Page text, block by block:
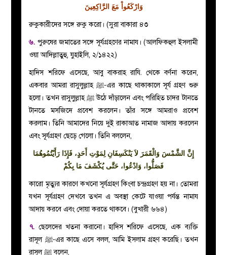
وَارْكَعُواْ مَعَ الرَّاكِعِينَ
রুকুকারীদের সঙ্গে রুকু করো। (সুরা বাকারা ৪৩
৬. পুরুষের জমাতের সঙ্গে সূর্যগ্রহণের নামায। (আলফিকহুল ইসলামী
ওয়া আদিল্লাতুহু, যুহাইলি, ২/১৪২২)
হাদিস শরিফে এসেছে, আবু বাকরাহ রাযি. থেকে বর্ণনা করেন,
একবার আমরা রাসুলুল্লাহ ﷺ-এর কাছে থাকাকালে সূর্য গ্রহণ শুরু
হলো। তখন রাসুলুল্লাহ ﷺ উঠে দাঁড়ালেন এবং পরিহিত চাদর টানতে
টানতে মসজিদে প্রবেশ করলেন। তাঁর সঙ্গে আমরাও প্রবেশ
করলাম। তিনি আমাদের নিয়ে দুই রাকাআত নামাজ আদায় করলেন
এবং সূর্যগ্রহণ ছেড়ে গেলো। তিনি বললেন,
إِنَّ الشَّمْسَ وَالْقَمَرَ لاَ يَنْكَسِفَانِ لِمَوْتِ أَحَدٍ، فَإِذَا رَأَيْتُمُوهُمَا
فَصَلُّوا، وَادْعُوا، حَتَّى يُكْشَفَ مَا بِكُمْ
কারো মৃত্যুর কারণে কখনো সূর্যগ্রহণ কিংবা চন্দ্রগ্রহণ হয় না। তোমরা
যখন সূর্যগ্রহণ দেখবে তখন এ অবস্থা কেটে যাওয়া পর্যন্ত নামায
আদায় করবে এবং দোয়া করতে থাকবে। (বুখারী ৬৬৪)
৭. ছেলেদের খতনা করানো। হাদিস শরিফে এসেছে, এক ব্যক্তি
রাসূল ﷺ-এর কাছে এসে বলল, আমি ইসলাম গ্রহণ করেছি। তখন
রাসূল ﷺ বলেন,